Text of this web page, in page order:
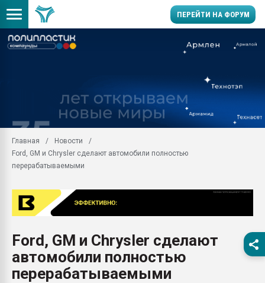
ПЕРЕЙТИ НА ФОРУМ
29.07.2026 ФРП помог
заводу пластмасс"
первый план в
28.07.2026
ситуацией на
Главная
Новости
Ford, GM и Chrysler сделают автомобили полностью
перерабатываемыми
Ford, GM и Chrysler сделают
автомобили полностью
перерабатываемыми